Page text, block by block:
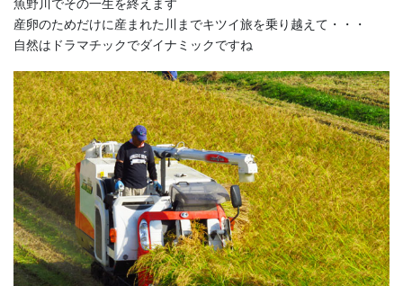
魚野川でその一生を終えます
産卵のためだけに産まれた川までキツイ旅を乗り越えて・・・
自然はドラマチックでダイナミックですね